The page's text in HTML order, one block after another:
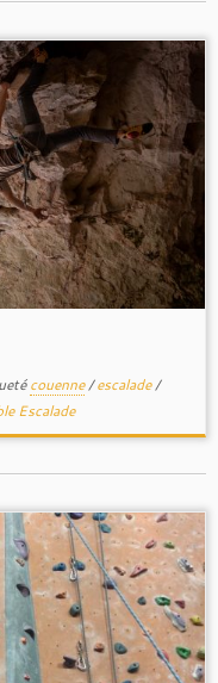
couenne/escalade/
Escalade